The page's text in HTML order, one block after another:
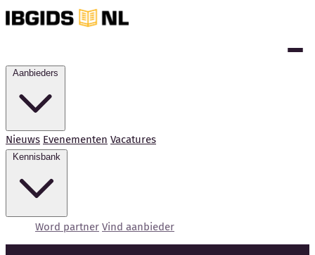
Nieuws Evenementen Vacatures
Word partner Vind aanbieder